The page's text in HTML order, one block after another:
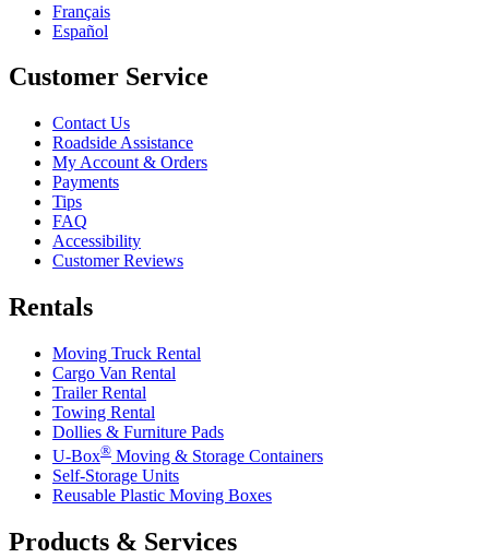
Français
Español
Customer Service
Contact Us
Roadside Assistance
My Account & Orders
Payments
Tips
FAQ
Accessibility
Customer Reviews
Rentals
Moving Truck Rental
Cargo Van Rental
Trailer Rental
Towing Rental
Dollies & Furniture Pads
U-Box® Moving & Storage Containers
Self-Storage Units
Reusable Plastic Moving Boxes
Products & Services